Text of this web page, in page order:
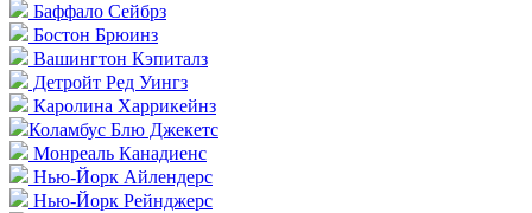
Баффало Сейбрз
Бостон Брюинз
Вашингтон Кэпиталз
Детройт Ред Уингз
Каролина Харрикейнз
Коламбус Блю Джекетс
Монреаль Канадиенс
Нью-Йорк Айлендерс
Нью-Йорк Рейнджерс